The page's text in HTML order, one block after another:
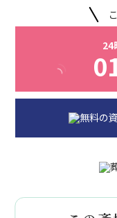
24